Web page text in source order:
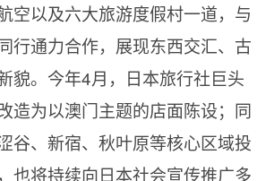
空以及六大旅游度假村一道，与
行通力合作，展现东西交汇、古
貌。今年4月，日本旅行社巨头
造为以澳门主题的店面陈设；同
谷、新宿、秋叶原等核心区域投
也将持续向日本社会宣传推广多